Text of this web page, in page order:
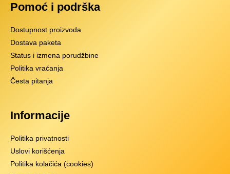
Pomoć i podrška
Dostupnost proizvoda
Dostava paketa
Status i izmena porudžbine
Politika vraćanja
Česta pitanja
Informacije
Politika privatnosti
Uslovi korišćenja
Politika kolačića (cookies)